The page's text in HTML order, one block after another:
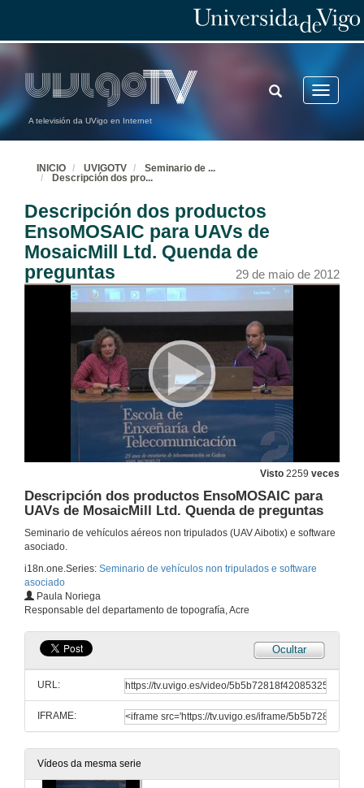
A televisión da UVigo en Internet
Toggle
TOGGLE
SEARCH
INICIO UVIGOTV Seminario de ...
Descripción dos pro...
Descripción dos productos
EnsoMOSAIC para UAVs de
MosaicMill Ltd. Quenda de
preguntas
29 de maio de 2012
Visto 2259 veces
Descripción dos productos EnsoMOSAIC para
UAVs de MosaicMill Ltd. Quenda de preguntas
Seminario de vehículos aéreos non tripulados (UAV Aibotix) e software
asociado.
i18n.one.Series: Seminario de vehículos non tripulados e software
asociado
Paula Noriega
Responsable del departamento de topografía, Acre
Ocultar
URL:
IFRAME:
Vídeos da mesma serie
29 de maio de 2012